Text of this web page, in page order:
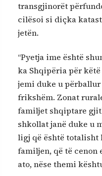
transgjinorët
cilësoi si diçka
jetën.
“Pyetja ime është
ka Shqipëria për
jemi duke u
frikshëm. Zonat
familjet shqiptare
shkollat janë duke u
ligj që është
familjen, që të cenon
ato, nëse themi